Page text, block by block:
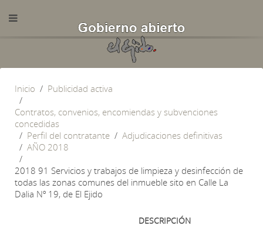
Inicio
Publicidad activa
Contratos, convenios, encomiendas y subvenciones
concedidas
Perfil del contratante
Adjudicaciones definitivas
AÑO 2018
2018 91 Servicios y trabajos de limpieza y desinfección de
todas las zonas comunes del inmueble sito en Calle La
Dalia Nº 19, de El Ejido
DESCRIPCIÓN